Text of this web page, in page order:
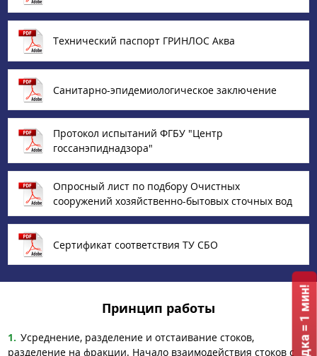
Технический паспорт ГРИНЛОС Аква
Санитарно-эпидемиологическое заключение
Протокол испытаний ФГБУ "Центр
госсанэпиднадзора"
Опросный лист по подбору Очистных
сооружений хозяйственно-бытовых сточных вод
Сертификат соответствия ТУ СБО
Принцип работы
Усреднение, разделение и отстаивание стоков,
разделение на фракции. Начало взаимодействия стоков с